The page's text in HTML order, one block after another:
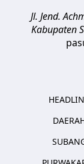
Jl. Jend.
Kabupaten